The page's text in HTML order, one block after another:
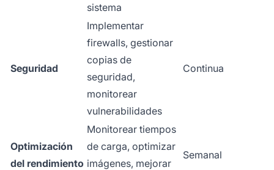
sistema
Seguridad
Implementar
firewalls, gestionar
copias de
seguridad,
monitorear
vulnerabilidades
Continua
Optimización
del rendimiento
Monitorear tiempos
de carga, optimizar
imágenes, mejorar
Semanal